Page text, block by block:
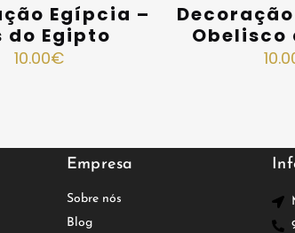
Egípcia –
do Egipto
10.00€
Obelisco
Empresa
Sobre nós
Blog